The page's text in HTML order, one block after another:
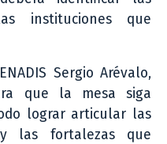
instituciones que
Sergio Arévalo,
que la mesa siga
lograr articular las
y las fortalezas que